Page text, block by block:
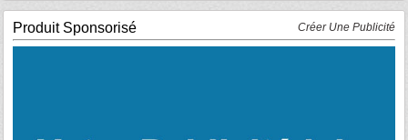
Produit Sponsorisé Créer Une Publicité